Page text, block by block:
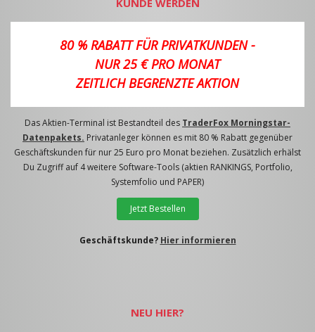
KUNDE WERDEN
80 % RABATT FÜR PRIVATKUNDEN -
NUR 25 € PRO MONAT
ZEITLICH BEGRENZTE AKTION
Das Aktien-Terminal ist Bestandteil des TraderFox Morningstar-
Datenpakets. Privatanleger können es mit 80 % Rabatt gegenüber
Geschäftskunden für nur 25 Euro pro Monat beziehen. Zusätzlich erhälst
Du Zugriff auf 4 weitere Software-Tools (aktien RANKINGS, Portfolio,
Systemfolio und PAPER)
Jetzt Bestellen
Geschäftskunde? Hier informieren
NEU HIER?